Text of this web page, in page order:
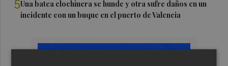
5Una batea clochinera se hunde y otra sufre daños en un
incidente con un buque en el puerto de Valencia